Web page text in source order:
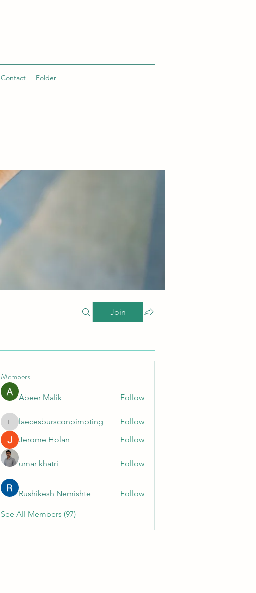
Contact Folder
Join
Members
Abeer Malik Follow
laecesbursconpimpting
laecesbursconpimpting
Follow
Jerome Holan
Follow
umar khatri Follow
Rushikesh Nemishte Follow
See All Members (97)